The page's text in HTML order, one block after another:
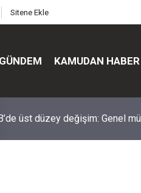
Sitene Ekle
GÜNDEM KAMUDAN HABER
üst düzey değişim: Genel